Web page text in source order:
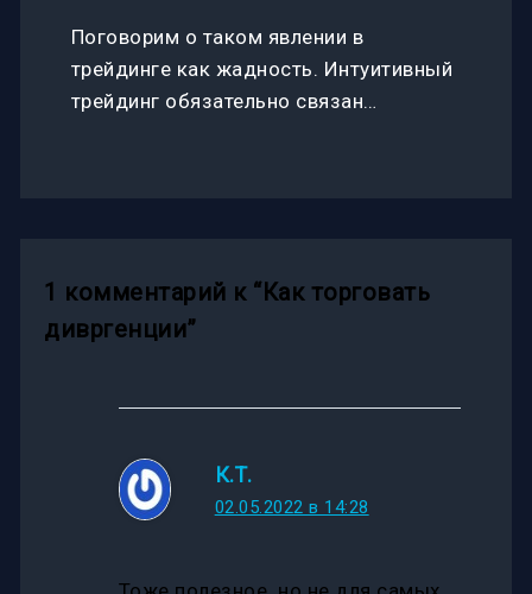
Поговорим о таком явлении в
трейдинге как жадность. Интуитивный
трейдинг обязательно связан…
1 комментарий к “Как торговать
дивргенции”
К.Т.
02.05.2022 в 14:28